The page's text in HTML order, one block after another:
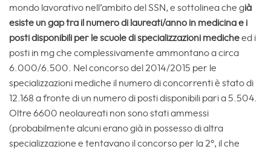
mondo lavorativo nell’ambito del SSN, e sottolinea che già
esiste un gap tra il numero di laureati/anno in medicina e i
posti disponibili per le scuole di specializzazioni medicheed i
posti in mg che complessivamente ammontano a circa
6.000/6.500. Nel concorso del 2014/2015 per le
specializzazioni mediche il numero di concorrenti è stato di
12.168 a fronte di un numero di posti disponibili pari a 5.504.
Oltre 6600 neolaureati non sono stati ammessi
(probabilmente alcuni erano già in possesso di altra
specializzazione e tentavano il concorso per la 2°, il che